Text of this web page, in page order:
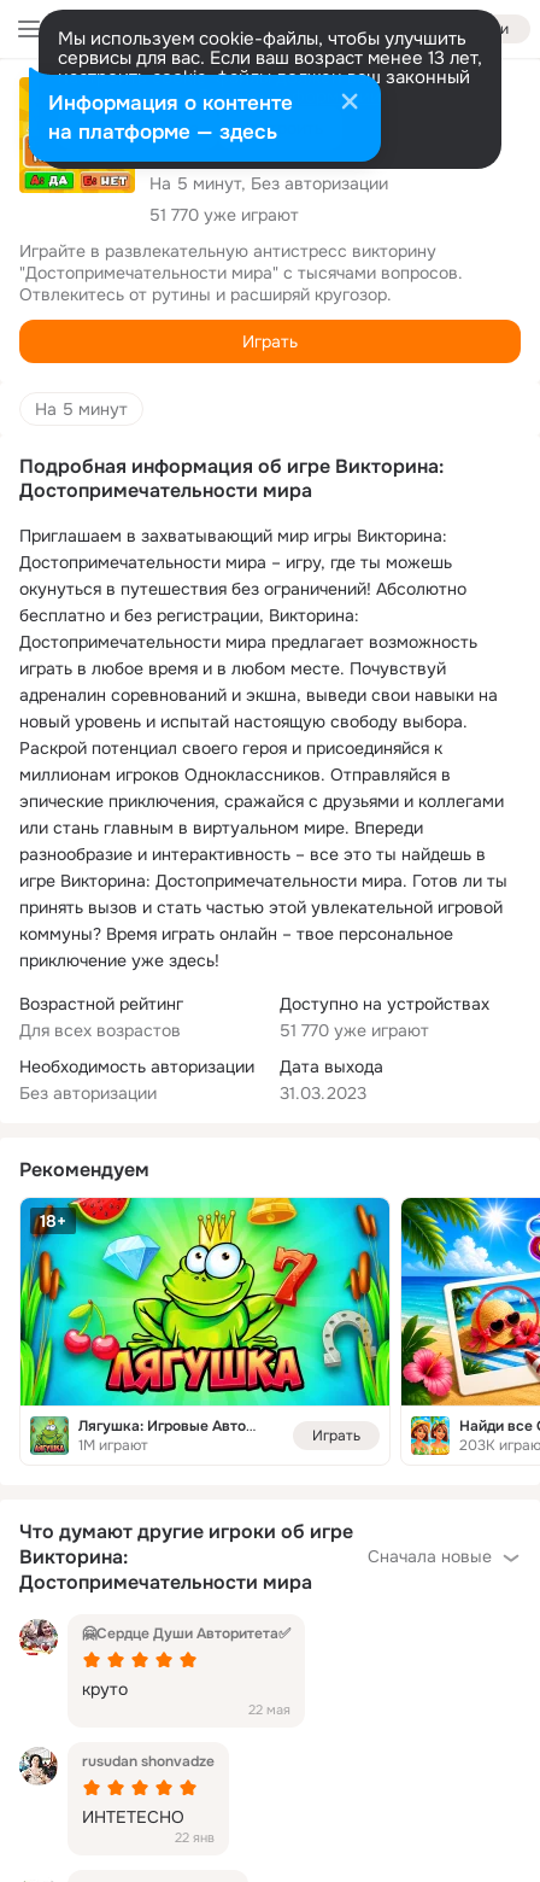
Войти
Мы используем cookie-файлы, чтобы улучшить
сервисы для вас. Если ваш возраст менее 13 лет,
настроить cookie-файлы должен ваш законный
представитель. Больше информации
Разрешить все Настроить
Викторина: Достопримечательности
На 5 минут, Без авторизации
51 770 уже играют
Играйте в развлекательную антистресс викторину
"Достопримечательности мира" с тысячами вопросов.
Отвлекитесь от рутины и расширяй кругозор.
Играть
На 5 минут
Подробная информация об игре Викторина:
Достопримечательности мира
Приглашаем в захватывающий мир игры Викторина:
Достопримечательности мира – игру, где ты можешь
окунуться в путешествия без ограничений! Абсолютно
бесплатно и без регистрации, Викторина:
Достопримечательности мира предлагает возможность
играть в любое время и в любом месте. Почувствуй
адреналин соревнований и экшна, выведи свои навыки на
новый уровень и испытай настоящую свободу выбора.
Раскрой потенциал своего героя и присоединяйся к
миллионам игроков Одноклассников. Отправляйся в
эпические приключения, сражайся с друзьями и коллегами
или стань главным в виртуальном мире. Впереди
разнообразие и интерактивность – все это ты найдешь в
игре Викторина: Достопримечательности мира. Готов ли ты
принять вызов и стать частью этой увлекательной игровой
коммуны? Время играть онлайн – твое персональное
приключение уже здесь!
Возрастной рейтинг
Для всех возрастов
Доступно на устройствах
51 770 уже играют
Необходимость авторизации
Без авторизации
Дата выхода
31.03.2023
Рекомендуем
18+
Лягушка: Игровые Автоматы
1M играют
Играть 203K
Что думают другие игроки об игре
Викторина:
Достопримечательности мира
Сначала новые
🤗Сердце Души Авторитета✅
круто
22 мая
rusudan shonvadze
ИНТЕТЕСНО
22 янв
Информация о контенте
на платформе — здесь